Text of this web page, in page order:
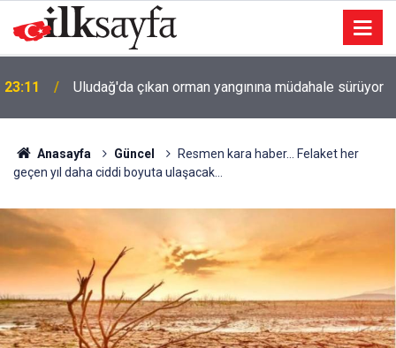
23:11 Uludağ'da çıkan orman yangınına müdahale sürüyor
Anasayfa Güncel
Resmen kara haber… Felaket her
geçen yıl daha ciddi boyuta ulaşacak…